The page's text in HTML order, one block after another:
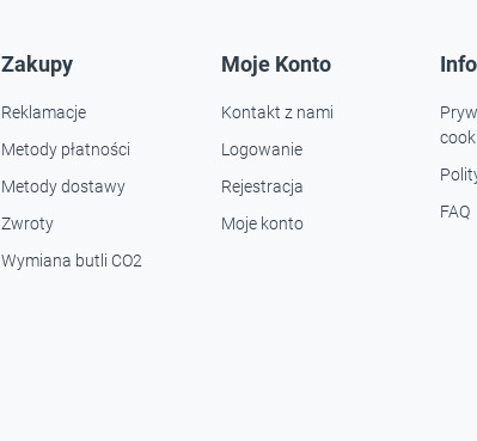
Zakupy
Reklamacje
Metody płatności
Metody dostawy
Zwroty
Wymiana butli CO2
Moje Konto
Kontakt z nami
Logowanie
Rejestracja
Moje konto
FAQ